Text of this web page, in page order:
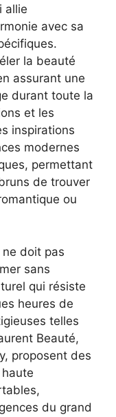
allie
avec sa
la beauté
assurant une
durant toute la
et les
inspirations
modernes
permettant
de trouver
ou
ne doit pas
sans
qui résiste
heures de
telles
Beauté,
proposent des
du grand